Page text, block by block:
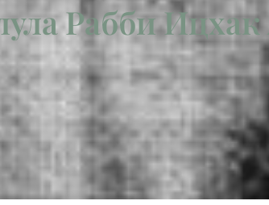
Рабби